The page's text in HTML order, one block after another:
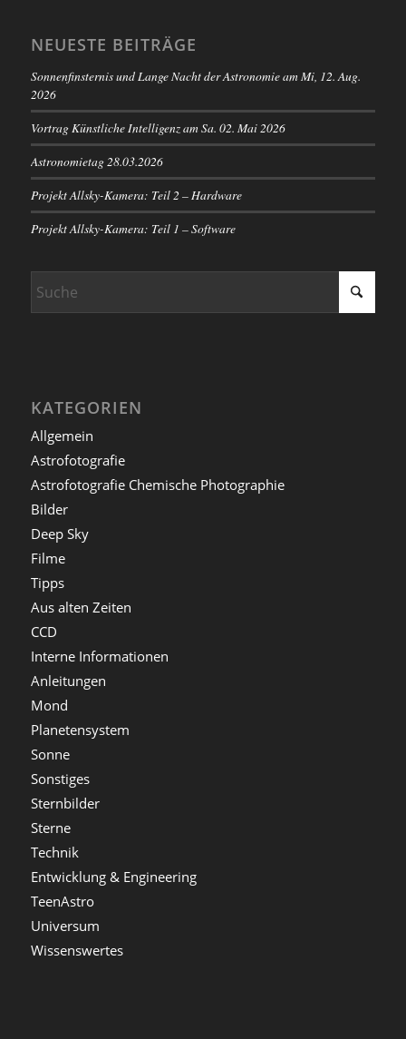
NEUESTE BEITRÄGE
Sonnenfinsternis und Lange Nacht der Astronomie am Mi, 12. Aug.
2026
Vortrag Künstliche Intelligenz am Sa. 02. Mai 2026
Astronomietag 28.03.2026
Projekt Allsky-Kamera: Teil 2 – Hardware
Projekt Allsky-Kamera: Teil 1 – Software
KATEGORIEN
Allgemein
Astrofotografie
Astrofotografie Chemische Photographie
Bilder
Deep Sky
Filme
Tipps
Aus alten Zeiten
CCD
Interne Informationen
Anleitungen
Mond
Planetensystem
Sonne
Sonstiges
Sternbilder
Sterne
Technik
Entwicklung & Engineering
TeenAstro
Universum
Wissenswertes